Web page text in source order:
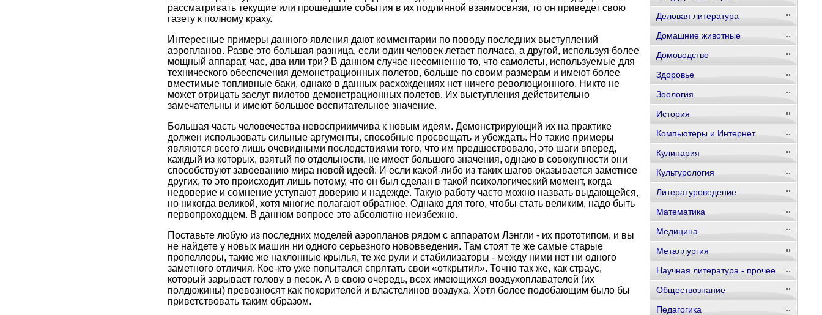
рассматривать текущие или прошедшие события в их подлинной взаимосвязи, то он приведет свою
газету к полному краху.
Интересные примеры данного явления дают комментарии по поводу последних выступлений
аэропланов. Разве это большая разница, если один человек летает полчаса, а другой, используя более
мощный аппарат, час, два или три? В данном случае несомненно то, что самолеты, используемые для
технического обеспечения демонстрационных полетов, больше по своим размерам и имеют более
вместимые топливные баки, однако в данных расхождениях нет ничего революционного. Никто не
может отрицать заслуг пилотов демонстрационных полетов. Их выступления действительно
замечательны и имеют большое воспитательное значение.
Большая часть человечества невосприимчива к новым идеям. Демонстрирующий их на практике
должен использовать сильные аргументы, способные просвещать и убеждать. Но такие примеры
являются всего лишь очевидными последствиями того, что им предшествовало, это шаги вперед,
каждый из которых, взятый по отдельности, не имеет большого значения, однако в совокупности они
способствуют завоеванию мира новой идеей. И если какой-либо из таких шагов оказывается заметнее
других, то это происходит лишь потому, что он был сделан в такой психологический момент, когда
недоверие и сомнение уступают доверию и надежде. Такую работу часто можно назвать выдающейся,
но никогда великой, хотя многие полагают обратное. Однако для того, чтобы стать великим, надо быть
первопроходцем. В данном вопросе это абсолютно неизбежно.
Поставьте любую из последних моделей аэропланов рядом с аппаратом Лэнгли - их прототипом, и вы
не найдете у новых машин ни одного серьезного нововведения. Там стоят те же самые старые
пропеллеры, такие же наклонные крылья, те же рули и стабилизаторы - между ними нет ни одного
заметного отличия. Кое-кто уже попытался спрятать свои «открытия». Точно так же, как страус,
который зарывает голову в песок. А в свою очередь, всех имеющихся воздухоплавателей (их
полдюжины) превозносят как покорителей и властелинов воздуха. Хотя более подобающим было бы
приветствовать таким образом.
Деловая литература
Домашние животные
Домоводство
Здоровье
Зоология
История
Компьютеры и Интернет
Кулинария
Культурология
Литературоведение
Математика
Медицина
Металлургия
Научная литература - прочее
Обществознание
Педагогика